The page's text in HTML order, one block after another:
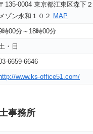
135-0004 東京都江東区森下
メゾン永和１０２ MAP
時00分～18時00分
・日
6659-6646
http://www.ks-office51.com/
事務所